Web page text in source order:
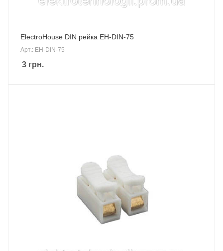
ElectroHouse DIN рейка EH-DIN-75
Арт.: EH-DIN-75
3 грн.